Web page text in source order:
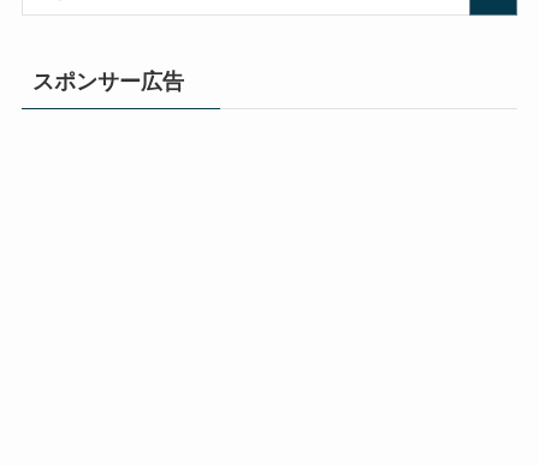
スポンサー広告